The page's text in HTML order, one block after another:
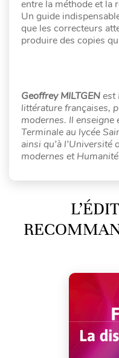
entre la méthode et la
Un guide
que les correcteurs
produire des copies
Geoffrey MILTGENest
littérature françaises,
modernes. Il enseigne
Terminale au lycée
ainsi qu’à
modernes et